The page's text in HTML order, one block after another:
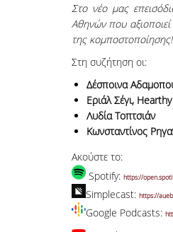
Στο νέο μας
Αθηνών που
της κομποστοποίησης!
Στη συζήτηση οι:
Δέσποινα
Εριάλ Σέγι, Hearthy
Λυδία Τοπτσιάν
Κωνσταντίνος
Ακούστε το:
Spotify: https://
Simplecast: https://
Google Podcasts: